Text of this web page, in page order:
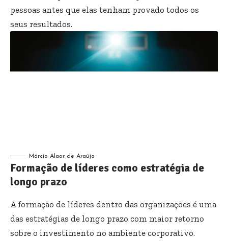
pessoas antes que elas tenham provado todos os
seus resultados.
Márcio Alaor de Araújo
Formação de líderes como estratégia de
longo prazo
A formação de líderes dentro das organizações é uma
das estratégias de longo prazo com maior retorno
sobre o investimento no ambiente corporativo.